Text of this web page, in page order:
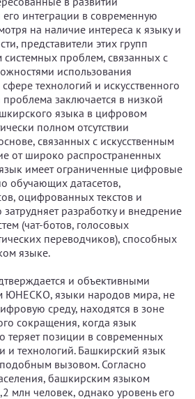
интеграции в современную
на наличие интереса к языку и
представители этих групп
системных проблем, связанных с
использования
технологий и искусственного
проблема заключается в низкой
языка в цифровом
полном отсутствии
связанных с искусственным
от широко распространенных
имеет ограниченные цифровые
обучающих датасетов,
оцифрованных текстов и
разработку и внедрение
(чат-ботов, голосовых
переводчиков), способных
языке.
и объективными
ЮНЕСКО, языки народов мира, не
среду, находятся в зоне
сокращения, когда язык
теряет позиции в современных
и технологий. Башкирский язык
подобным вызовом. Согласно
башкирским языком
млн человек, однако уровень его